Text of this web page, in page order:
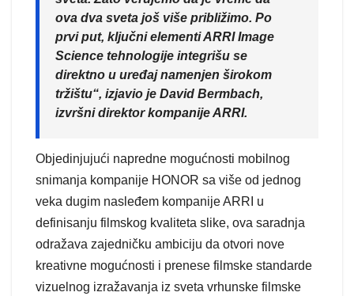
ova dva sveta još više približimo. Po
prvi put, ključni elementi ARRI Image
Science tehnologije integrišu se
direktno u uređaj namenjen širokom
tržištu“, izjavio je David Bermbach,
izvršni direktor kompanije ARRI.
Objedinjujući napredne mogućnosti mobilnog
snimanja kompanije HONOR sa više od jednog
veka dugim nasleđem kompanije ARRI u
definisanju filmskog kvaliteta slike, ova saradnja
odražava zajedničku ambiciju da otvori nove
kreativne mogućnosti i prenese filmske standarde
vizuelnog izražavanja iz sveta vrhunske filmske